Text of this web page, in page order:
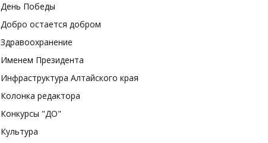
День Победы
Добро остается добром
Здравоохранение
Именем Президента
Инфраструктура Алтайского края
Колонка редактора
Конкурсы "ДО"
Культура